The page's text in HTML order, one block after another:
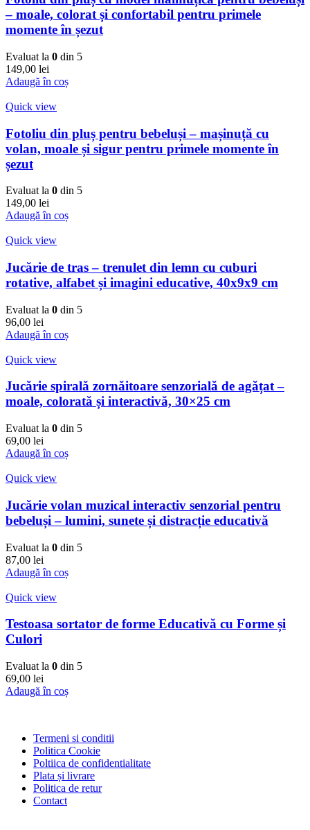
– moale, colorat și confortabil pentru primele
momente în șezut
Evaluat la 0 din 5
149,00 lei
Adaugă în coș
Quick view
Fotoliu din pluș pentru bebeluși – mașinuță cu
volan, moale și sigur pentru primele momente în
șezut
Evaluat la 0 din 5
149,00 lei
Adaugă în coș
Quick view
Jucărie de tras – trenulet din lemn cu cuburi
rotative, alfabet și imagini educative, 40x9x9 cm
Evaluat la 0 din 5
96,00 lei
Adaugă în coș
Quick view
Jucărie spirală zornăitoare senzorială de agățat –
moale, colorată și interactivă, 30×25 cm
Evaluat la 0 din 5
69,00 lei
Adaugă în coș
Quick view
Jucărie volan muzical interactiv senzorial pentru
bebeluși – lumini, sunete și distracție educativă
Evaluat la 0 din 5
87,00 lei
Adaugă în coș
Quick view
Testoasa sortator de forme Educativă cu Forme și
Culori
Evaluat la 0 din 5
69,00 lei
Adaugă în coș
Termeni si conditii
Politica Cookie
Poltiica de confidentialitate
Plata și livrare
Politica de retur
Contact